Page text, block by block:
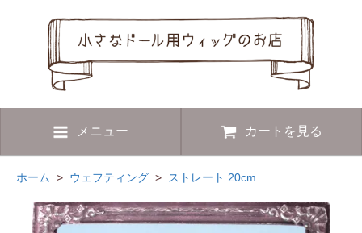
メニュー カートを見る
ホーム > ウェフティング > ストレート 20cm